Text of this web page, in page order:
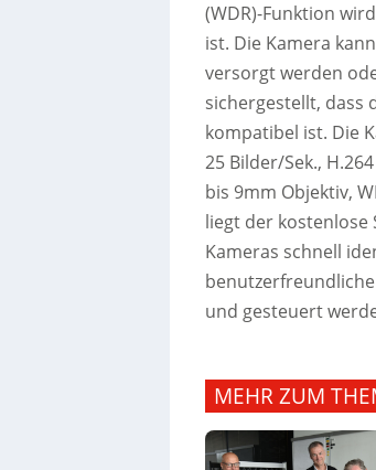
(WDR)-Funktion
ist. Die Kamera
versorgt werden
sichergestellt, dass
kompatibel ist. Die
25 Bilder/Sek.,
bis 9mm Objektiv,
liegt der kostenlose
Kameras schnell
und gesteuert
MEHR ZUM